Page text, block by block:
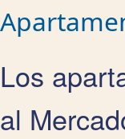
Los
al